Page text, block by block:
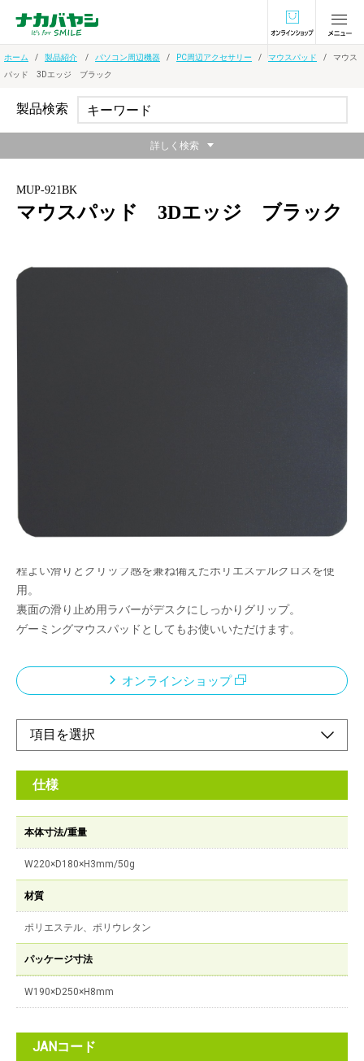
オンラインショ
ホーム 製品紹介 パソコン周辺機器 PC周辺アクセサリー マウスパッド
マウス
パッド 3Dエッジ ブラック
MUP-921BK
マウスパッド 3Dエッジ ブラック
適度に滑って止まりやすいマウスパッド
程よい滑りとグリップ感を兼ね備えたポリエステルクロスを使
用。
裏面の滑り止め用ラバーがデスクにしっかりグリップ。
ゲーミングマウスパッドとしてもお使いいただけます。
オンラインショップ
仕様
本体寸法/重量
W220×D180×H3mm/50g
材質
ポリエステル、ポリウレタン
パッケージ寸法
W190×D250×H8mm
JANコード
製品検索
詳しく検索